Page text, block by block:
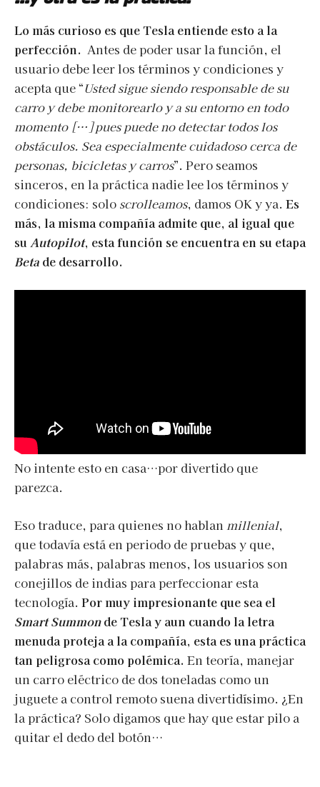
Lo más curioso es que Tesla entiende esto a la
perfección. Antes de poder usar la función, el
usuario debe leer los términos y condiciones y
acepta que “Usted sigue siendo responsable de su
carro y debe monitorearlo y a su entorno en todo
momento […] pues puede no detectar todos los
obstáculos. Sea especialmente cuidadoso cerca de
personas, bicicletas y carros”. Pero seamos
sinceros, en la práctica nadie lee los términos y
condiciones: solo scrolleamos, damos OK y ya. Es
más, la misma compañía admite que, al igual que
suAutopilot, esta función se encuentra en su etapa
Beta de desarrollo.
No intente esto en casa…por divertido que
parezca.
Eso traduce, para quienes no hablan millenial,
que todavía está en periodo de pruebas y que,
palabras más, palabras menos, los usuarios son
conejillos de indias para perfeccionar esta
tecnología. Por muy impresionante que sea el
Smart Summonde Tesla y aun cuando la letra
menuda proteja a la compañía, esta es una práctica
tan peligrosa como polémica. En teoría, manejar
un carro eléctrico de dos toneladas como un
juguete a control remoto suena divertidísimo. ¿En
la práctica? Solo digamos que hay que estar pilo a
quitar el dedo del botón…